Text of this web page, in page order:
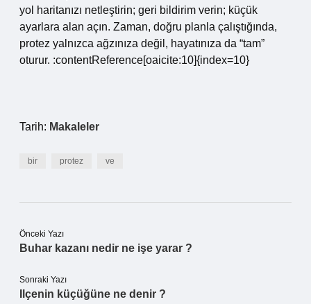
yol haritanızı netleştirin; geri bildirim verin; küçük
ayarlara alan açın. Zaman, doğru planla çalıştığında,
protez yalnızca ağzınıza değil, hayatınıza da “tam”
oturur. :contentReference[oaicite:10]{index=10}
Tarih: Makaleler
bir protez ve
Önceki Yazı
Buhar kazanı nedir ne işe yarar ?
Sonraki Yazı
Ilçenin küçüğüne ne denir ?